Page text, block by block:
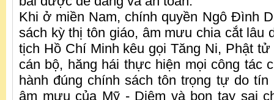
Khi ở miền Nam, chính quyền Ngô Đình
sách kỳ thị tôn giáo, âm mưu chia cắt lâu
tịch Hồ Chí Minh kêu gọi Tăng Ni, Phật
cán bộ, hăng hái thực hiện mọi công tác
hành đúng chính sách tôn trọng tự do
âm mưu của Mỹ - Diệm và bọn tay sai